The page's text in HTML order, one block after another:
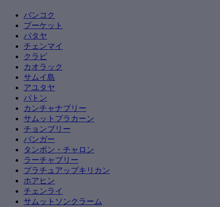
バンコク
プーケット
パタヤ
チェンマイ
クラビ
カオラック
サムイ島
アユタヤ
パトン
カンチャナブリー
サムットプラカーン
チョンブリー
パンガー
タンボン・チャロン
ラーチャブリー
プラチュアップキリカン
ホアヒン
チェンライ
サムットソンクラーム